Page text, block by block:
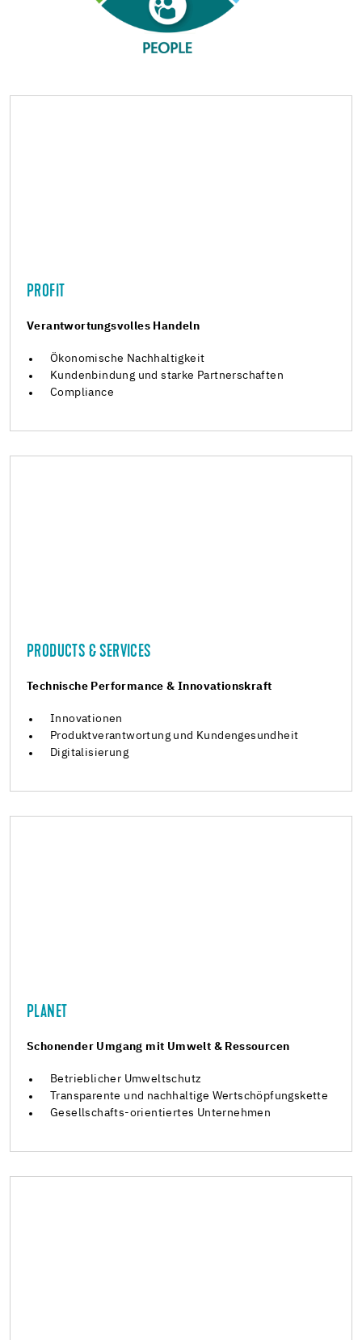
PROFIT
Verantwortungsvolles Handeln
Ökonomische Nachhaltigkeit
Kundenbindung und starke Partnerschaften
Compliance
PRODUCTS & SERVICES
Technische Performance & Innovationskraft
Innovationen
Produktverantwortung und Kundengesundheit
Digitalisierung
PLANET
Schonender Umgang mit Umwelt & Ressourcen
Betrieblicher Umweltschutz
Transparente und nachhaltige Wertschöpfungskette
Gesellschafts-orientiertes Unternehmen